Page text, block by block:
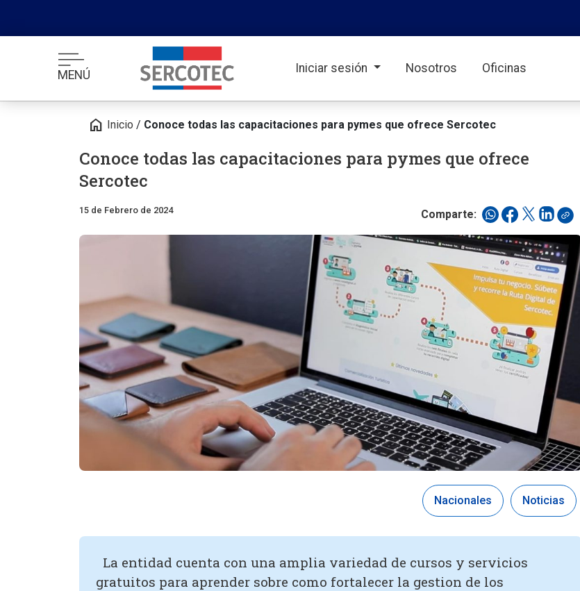
MENÚ Iniciar sesión Nosotros Oficinas
home Inicio / Conoce todas las capacitaciones para pymes que ofrece Sercotec
Conoce todas las capacitaciones para pymes que ofrece
Sercotec
15 de Febrero de 2024 Comparte:
Nacionales Noticias
La entidad cuenta con una amplia variedad de cursos y servicios
gratuitos para aprender sobre como fortalecer la gestion de los